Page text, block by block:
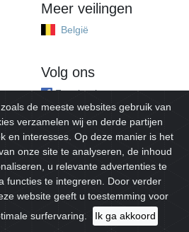
Meer veilingen
België
Volg ons
Facebook
Alle rechten voorbehouden.
de meeste websites gebruik van
verzamelen wij en derde partijen
en interesses. Op deze manier is het
onze site te analyseren, de inhoud
u relevante advertenties te
functies te integreren. Door verder
website geeft u toestemming voor
surfervaring.
Ik ga akkoord